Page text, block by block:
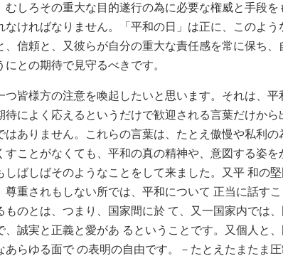
むしろその重大な目的遂行の為に必要な権威と手段
なければなりません。「平和の日」は正に、このよ
、信頼と、又彼らが自分の重大な責任感を常に保ち
にとの期待で見守るべきです。
皆様方の注意を喚起したいと思います。それは、平
待によく応えるというだけで歓迎される言葉だけか
はありません。これらの言葉は、たとえ傲慢や私利
すことがなくても、平和の真の精神や、意図する姿
しばしばそのようなことをして来ました。又平 和の
尊重されもしない所では、平和について 正当に話す
ものとは、つまり、国家間に於 て、又一国家内では
、誠実と正義と愛があ るということです。又個人と
あらゆる面で の表明の自由です。－たとえたまたま